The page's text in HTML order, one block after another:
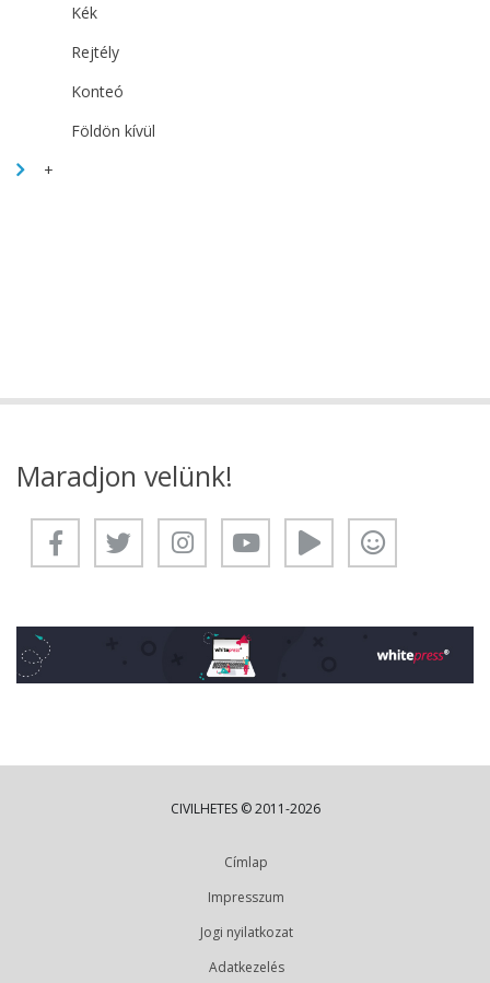
Kék
Rejtély
Konteó
Földön kívül
+
Maradjon velünk!
CIVILHETES © 2011-2026
Címlap
Impresszum
Jogi nyilatkozat
Adatkezelés